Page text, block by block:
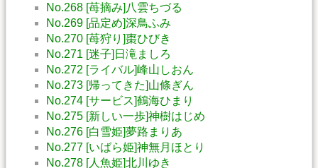
No.268 [苺摘み]八雲ちづる
No.269 [品定め]深鳥ふみ
No.270 [苺狩り]棗ひびき
No.271 [迷子]日滝ましろ
No.272 [ライバル]峰山しおん
No.273 [帰ってきた]山條ぎん
No.274 [サービス]鶴海ひまり
No.275 [新しい一歩]神樹はじめ
No.276 [白雪姫]夢路まりあ
No.277 [いばら姫]神無月ほとり
No.278 [人魚姫]北川ゆき